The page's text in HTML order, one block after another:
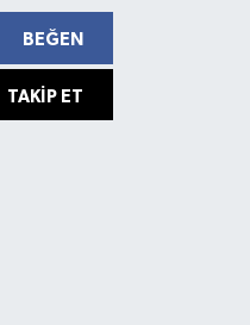
BEĞEN
TAKIP ET